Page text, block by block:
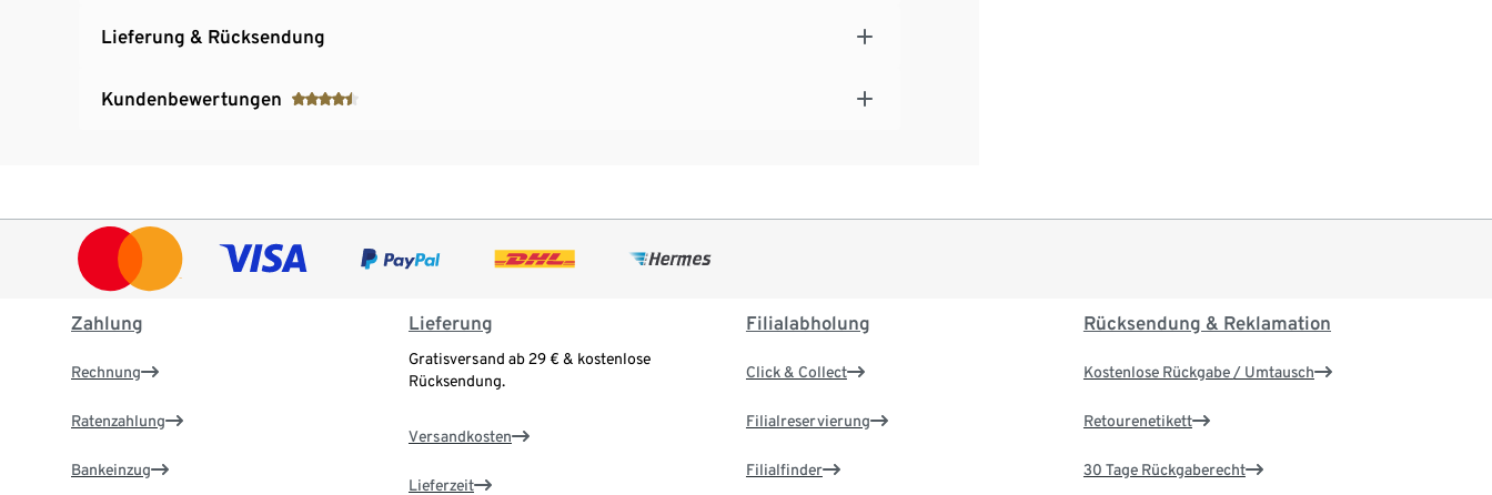
Lieferung & Rücksendung
Kundenbewertungen
Zahlung
Rechnung
Ratenzahlung
Bankeinzug
Lieferung
Gratisversand ab 29 € & kostenlose
Rücksendung.
Versandkosten
Lieferzeit
Filialabholung
Click & Collect
Filialreservierung
Filialfinder
Rücksendung & Reklamation
Kostenlose Rückgabe / Umtausch
Retourenetikett
30 Tage Rückgaberecht